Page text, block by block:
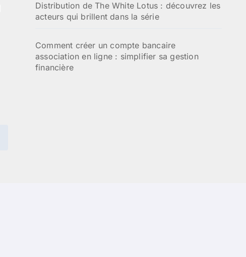
Distribution de The White Lotus : découvrez les
acteurs qui brillent dans la série
Comment créer un compte bancaire
association en ligne : simplifier sa gestion
financière